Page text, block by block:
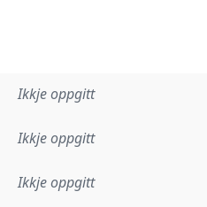
Ikkje oppgitt
Ikkje oppgitt
Ikkje oppgitt